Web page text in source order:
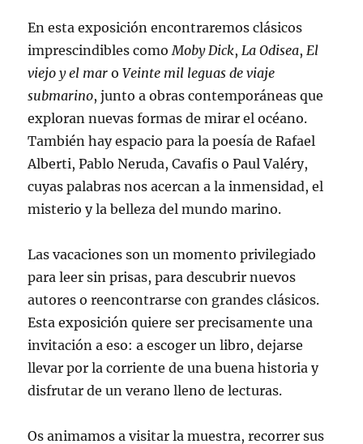
En esta exposición encontraremos clásicos
imprescindibles comoMoby Dick,La Odisea,El
viejo y el mar oVeinte mil leguas de viaje
submarino, junto a obras contemporáneas que
exploran nuevas formas de mirar el océano.
También hay espacio para la poesía de Rafael
Alberti, Pablo Neruda, Cavafis o Paul Valéry,
cuyas palabras nos acercan a la inmensidad, el
misterio y la belleza del mundo marino.
Las vacaciones son un momento privilegiado
para leer sin prisas, para descubrir nuevos
autores o reencontrarse con grandes clásicos.
Esta exposición quiere ser precisamente una
invitación a eso: a escoger un libro, dejarse
llevar por la corriente de una buena historia y
disfrutar de un verano lleno de lecturas.
Os animamos a visitar la muestra, recorrer sus